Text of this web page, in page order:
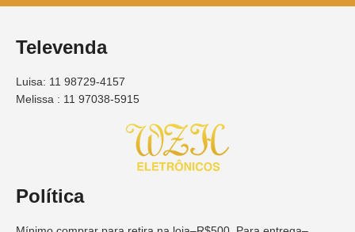
Televenda
Luisa: 11 98729-4157
Melissa : 11 97038-5915
Política